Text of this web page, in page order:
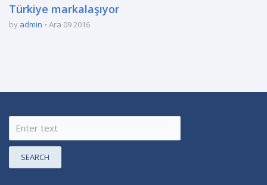
Türkiye markalaşıyor
by admin Ara 09 2016
SEARCH